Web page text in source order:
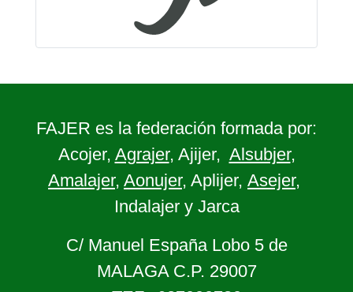
FAJER es la federación formada por:
Acojer, Agrajer, Ajijer, Alsubjer,
Amalajer, Aonujer, Aplijer, Asejer,
Indalajer y Jarca
C/ Manuel España Lobo 5 de
MALAGA C.P. 29007